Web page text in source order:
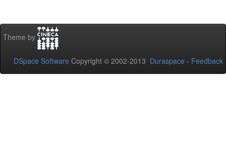
Theme by
DSpace Software Copyright © 2002-2013 Duraspace - Feedback